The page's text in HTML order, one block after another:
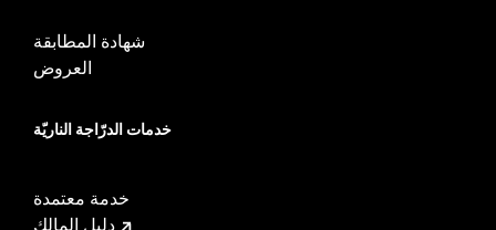
شهادة المطابقة
العروض
خدمات الدرّاجة الناريّة
خدمة معتمدة
دليل المالك